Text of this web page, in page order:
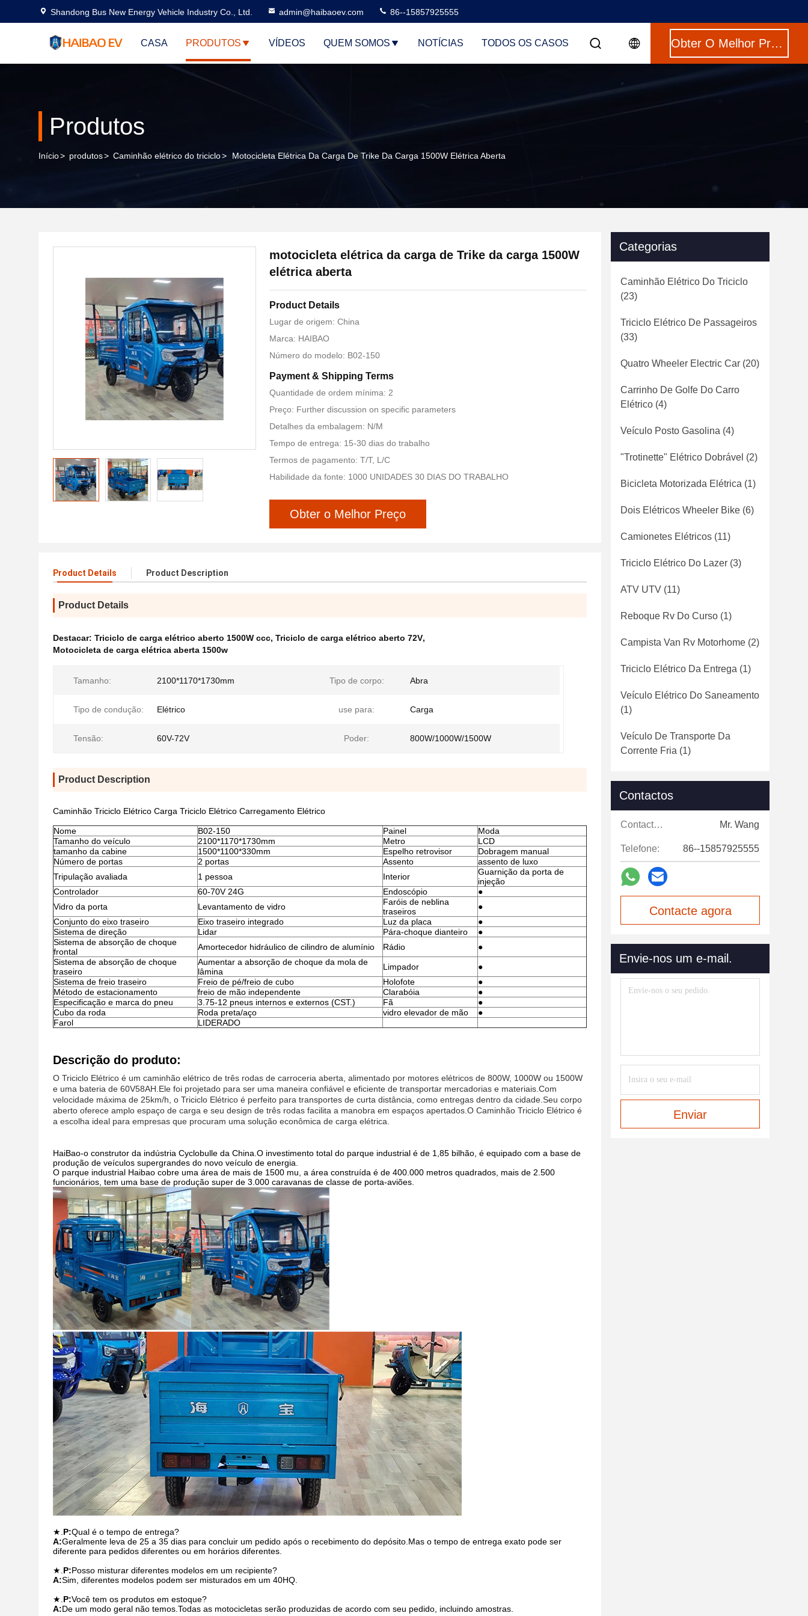
Shandong Bus New Energy Vehicle Industry Co., Ltd. admin@haibaoev.com 86--15857925555
CASA PRODUTOS VÍDEOS QUEM SOMOS NOTÍCIAS TODOS OS CASOS Obter O Melhor Preço
Produtos
Início> produtos> Caminhão elétrico do triciclo> Motocicleta Elétrica Da Carga De Trike Da Carga 1500W Elétrica Aberta
motocicleta elétrica da carga de Trike da carga 1500W
elétrica aberta
Product Details
Lugar de origem: China
Marca: HAIBAO
Número do modelo: B02-150
Payment & Shipping Terms
Quantidade de ordem mínima: 2
Preço: Further discussion on specific parameters
Detalhes da embalagem: N/M
Tempo de entrega: 15-30 dias do trabalho
Termos de pagamento: T/T, L/C
Habilidade da fonte: 1000 UNIDADES 30 DIAS DO TRABALHO
Obter o Melhor Preço
Product Details Product Description
Product Details
Destacar: Triciclo de carga elétrico aberto 1500W ccc, Triciclo de carga elétrico aberto 72V,
Motocicleta de carga elétrica aberta 1500w
Tamanho: 2100*1170*1730mm Tipo de corpo: Abra
Tipo de condução: Elétrico use para: Carga
Tensão: 60V-72V Poder: 800W/1000W/1500W
Product Description
Caminhão Triciclo Elétrico Carga Triciclo Elétrico Carregamento Elétrico
Nome B02-150 Painel
Moda
Tamanho do veículo
2100*1170*1730mm Metro
LCD
tamanho da cabine
1500*1100*330mm Espelho retrovisor
Dobragem manual
Número de portas
2 portas Assento
assento de luxo
Tripulação avaliada
1 pessoa Interior
Guarnição da porta de
injeção
Controlador
60-70V 24G Endoscópio
●
Vidro da porta
Levantamento de vidro
Faróis de neblina
traseiros
●
Conjunto do eixo traseiro
Eixo traseiro integrado Luz da placa
●
Sistema de direção
Lidar Pára-choque dianteiro
●
Sistema de absorção de choque
frontal
Amortecedor hidráulico de cilindro de alumínio Rádio
●
Sistema de absorção de choque
traseiro
Aumentar a absorção de choque da mola de
lâmina
Limpador
●
Sistema de freio traseiro
Freio de pé/freio de cubo Holofote
●
Método de estacionamento
freio de mão independente Clarabóia
●
Especificação e marca do pneu
3.75-12 pneus internos e externos (CST.) Fã
●
Cubo da roda
Roda preta/aço vidro elevador de mão
●
Farol
LIDERADO
Descrição do produto:
O Triciclo Elétrico é um caminhão elétrico de três rodas de carroceria aberta, alimentado por motores elétricos de 800W, 1000W ou 1500W
e uma bateria de 60V58AH.Ele foi projetado para ser uma maneira confiável e eficiente de transportar mercadorias e materiais.Com
velocidade máxima de 25km/h, o Triciclo Elétrico é perfeito para transportes de curta distância, como entregas dentro da cidade.Seu corpo
aberto oferece amplo espaço de carga e seu design de três rodas facilita a manobra em espaços apertados.O Caminhão Triciclo Elétrico é
a escolha ideal para empresas que procuram uma solução econômica de carga elétrica.
HaiBao-o construtor da indústria Cyclobulle da China.O investimento total do parque industrial é de 1,85 bilhão, é equipado com a base de
produção de veículos supergrandes do novo veículo de energia.
O parque industrial Haibao cobre uma área de mais de 1500 mu, a área construída é de 400.000 metros quadrados, mais de 2.500
funcionários, tem uma base de produção super de 3.000 caravanas de classe de porta-aviões.
★. P:Qual é o tempo de entrega?
A:Geralmente leva de 25 a 35 dias para concluir um pedido após o recebimento do depósito.Mas o tempo de entrega exato pode ser
diferente para pedidos diferentes ou em horários diferentes.
★. P:Posso misturar diferentes modelos em um recipiente?
A:Sim, diferentes modelos podem ser misturados em um 40HQ.
★. P:Você tem os produtos em estoque?
A:De um modo geral não temos.Todas as motocicletas serão produzidas de acordo com seu pedido, incluindo amostras.
Categorias
Caminhão Elétrico Do Triciclo
(23)
Triciclo Elétrico De Passageiros
(33)
Quatro Wheeler Electric Car (20)
Carrinho De Golfe Do Carro
Elétrico (4)
Veículo Posto Gasolina (4)
"trotinette" Elétrico Dobrável (2)
Bicicleta Motorizada Elétrica (1)
Dois Elétricos Wheeler Bike (6)
Camionetes Elétricos (11)
Triciclo Elétrico Do Lazer (3)
ATV UTV (11)
Reboque Rv Do Curso (1)
Campista Van Rv Motorhome (2)
Triciclo Elétrico Da Entrega (1)
Veículo Elétrico Do Saneamento
(1)
Veículo De Transporte Da
Corrente Fria (1)
Contactos
Contactos: Mr. Wang
Telefone: 86--15857925555
Contacte agora
Envie-nos um e-mail.
Enviar